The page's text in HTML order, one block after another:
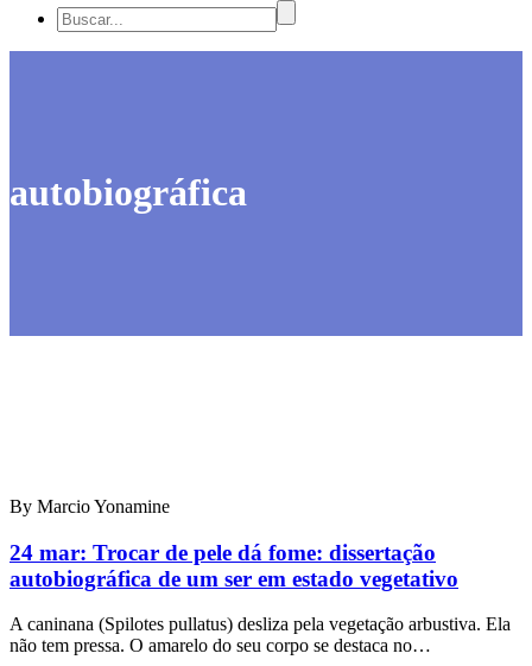
autobiográfica
By Marcio Yonamine
24 mar: Trocar de pele dá fome: dissertação
autobiográfica de um ser em estado vegetativo
A caninana (Spilotes pullatus) desliza pela vegetação arbustiva. Ela
não tem pressa. O amarelo do seu corpo se destaca no…